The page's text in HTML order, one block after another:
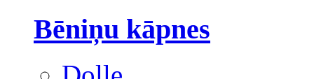
Bēniņu kāpnes